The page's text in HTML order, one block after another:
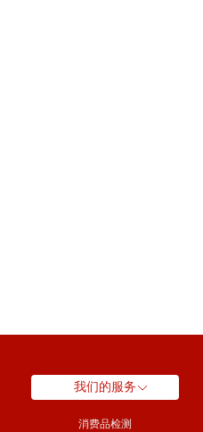
我们的服务
消费品检测